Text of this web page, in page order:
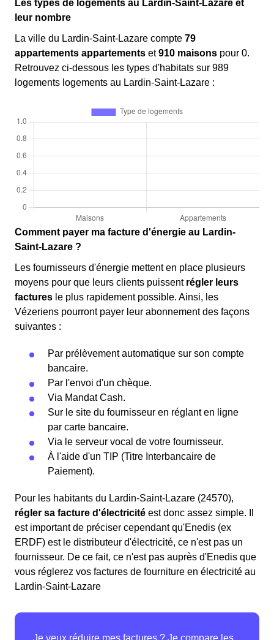
Les types de logements au Lardin-Saint-Lazare et
leur nombre
La ville du Lardin-Saint-Lazare compte 79
appartements appartements et910 maisons pour 0.
Retrouvez ci-dessous les types d'habitats sur 989
logements logements au Lardin-Saint-Lazare :
Comment payer ma facture d'énergie au Lardin-
Saint-Lazare ?
Les fournisseurs d'énergie mettent en place plusieurs
moyens pour que leurs clients puissent régler leurs
factures le plus rapidement possible. Ainsi, les
Vézeriens pourront payer leur abonnement des façons
suivantes :
Par prélèvement automatique sur son compte
bancaire.
Par l'envoi d'un chèque.
Via Mandat Cash.
Sur le site du fournisseur en réglant en ligne
par carte bancaire.
Via le serveur vocal de votre fournisseur.
À l'aide d'un TIP (Titre Interbancaire de
Paiement).
Pour les habitants du Lardin-Saint-Lazare (24570),
régler sa facture d'électricité est donc assez simple. Il
est important de préciser cependant qu'Enedis (ex
ERDF) est le distributeur d'électricité, ce n'est pas un
fournisseur. De ce fait, ce n'est pas auprès d'Enedis que
vous réglerez vos factures de fourniture en électricité au
Lardin-Saint-Lazare